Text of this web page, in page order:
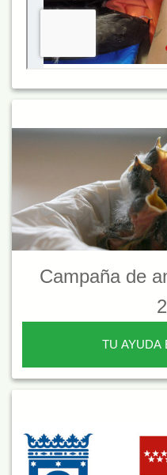
Campaña de
TU AYUDA